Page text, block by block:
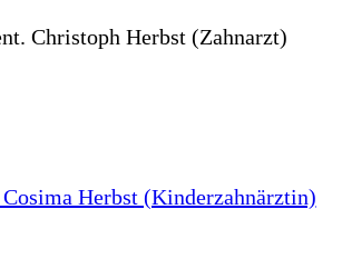
Christoph Herbst (Zahnarzt)
Herbst (Kinderzahnärztin)